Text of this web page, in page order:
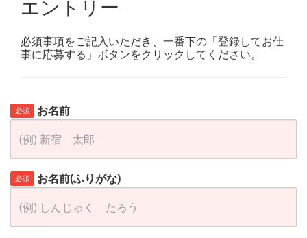
エントリー
必須事項をご記入いただき、一番下の「登録してお仕
事に応募する」ボタンをクリックしてください。
必須 お名前
必須 お名前(ふりがな)